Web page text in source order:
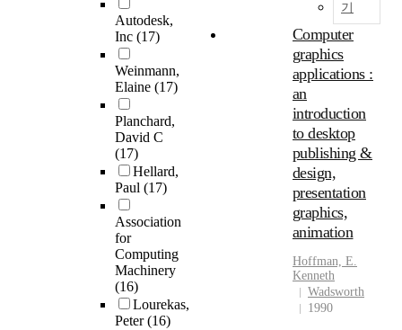
Autodesk,
Inc (17)
Weinmann,
Elaine (17)
Planchard,
David C
(17)
Hellard,
Paul (17)
Association
for
Computing
Machinery
(16)
Lourekas,
Peter(16)
기
Computer
graphics
applications :
an
introduction
to desktop
publishing &
design,
presentation
graphics,
animation
Hoffman, E.
Kenneth
Wadsworth
1990